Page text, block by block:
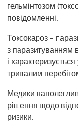
гельмінтозом
повідомленні.
Токсокароз –
з паразитуванням
і
тривалим
Медики
рішення щодо
ризики.